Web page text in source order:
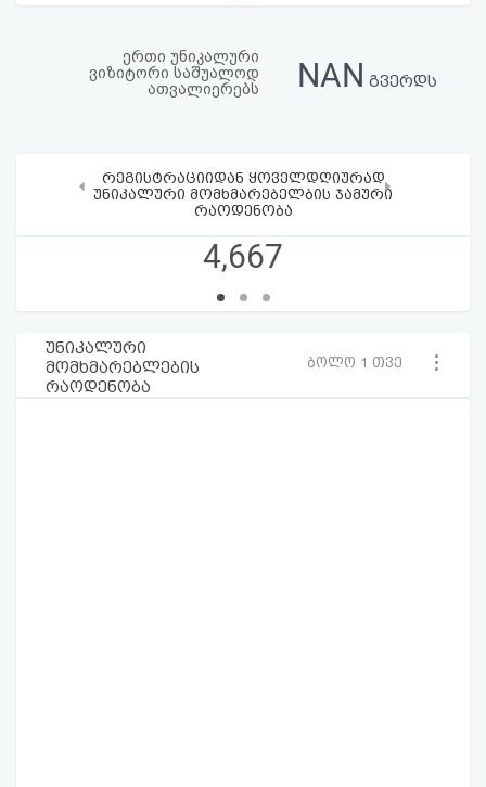
ერთი უნიკალური
ვიზიტორი საშუალოდ
ათვალიერებს
NAN გვერდს
რეგისტრაციიდან ყოველდღიურად
უნიკალური მომხმარებელბის ჯამური
რაოდენობა
4,667
‹ ›
უნიკალური
მომხმარებლების
რაოდენობა
ბოლო 1 თვე